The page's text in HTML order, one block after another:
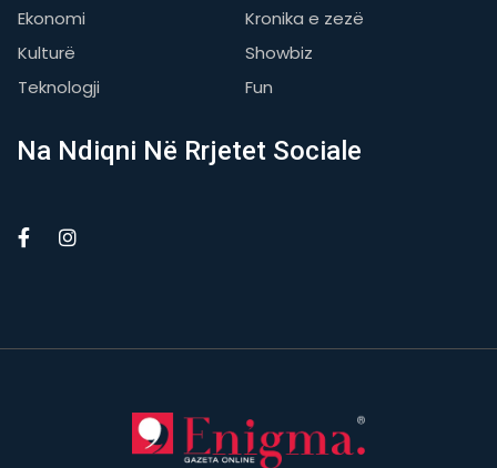
Ekonomi
Kronika e zezë
Kulturë
Showbiz
Teknologji
Fun
Na Ndiqni Në Rrjetet Sociale